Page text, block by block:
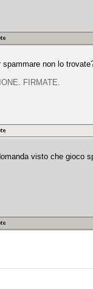
spammare non lo
FIRMATE.
visto che gioco